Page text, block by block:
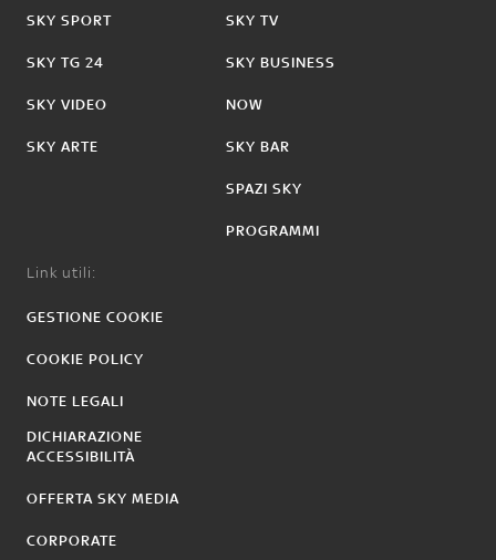
SKY SPORT
SKY TG 24
SKY VIDEO
SKY ARTE
SKY TV
SKY BUSINESS
NOW
SKY BAR
SPAZI SKY
PROGRAMMI
Link utili:
GESTIONE COOKIE
COOKIE POLICY
NOTE LEGALI
DICHIARAZIONE
ACCESSIBILITÀ
OFFERTA SKY MEDIA
CORPORATE